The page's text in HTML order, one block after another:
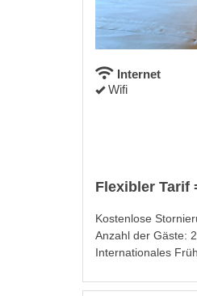
Internet
Wifi
Flexibler Tarif
Kostenlose
Anzahl der Gäste: 2
Internationales